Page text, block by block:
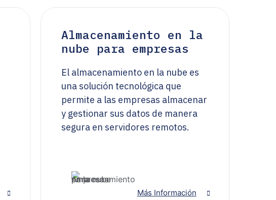
Almacenamiento en la
nube para empresas
El almacenamiento en la nube es
una solución tecnológica que
permite a las empresas almacenar
y gestionar sus datos de manera
segura en servidores remotos.
Más Información